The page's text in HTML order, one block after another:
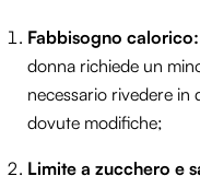
Fabbisogno calorico:
donna richiede un
necessario rivedere in
dovute modifiche;
Limite a zucchero e